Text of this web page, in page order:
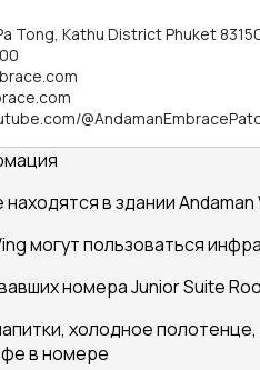
Tong, Kathu District Phuket
в здании Andaman
могут пользоваться
номера Junior Suite
холодное
в номере